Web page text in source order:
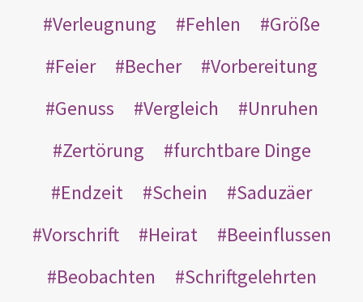
Verleugnung Fehlen
Größe
Feier
Becher
Vorbereitung
Genuss
Vergleich
Unruhen
Zertörung
furchtbare Dinge
Endzeit
Schein
Saduzäer
Vorschrift
Heirat
Beeinflussen
Beobachten
Schriftgelehrten